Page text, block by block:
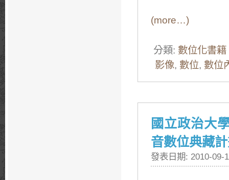
(more…)
分類: 數位化書籍
影像, 數位, 數位
國立政治大
音數位典藏
發表日期: 2010-09-